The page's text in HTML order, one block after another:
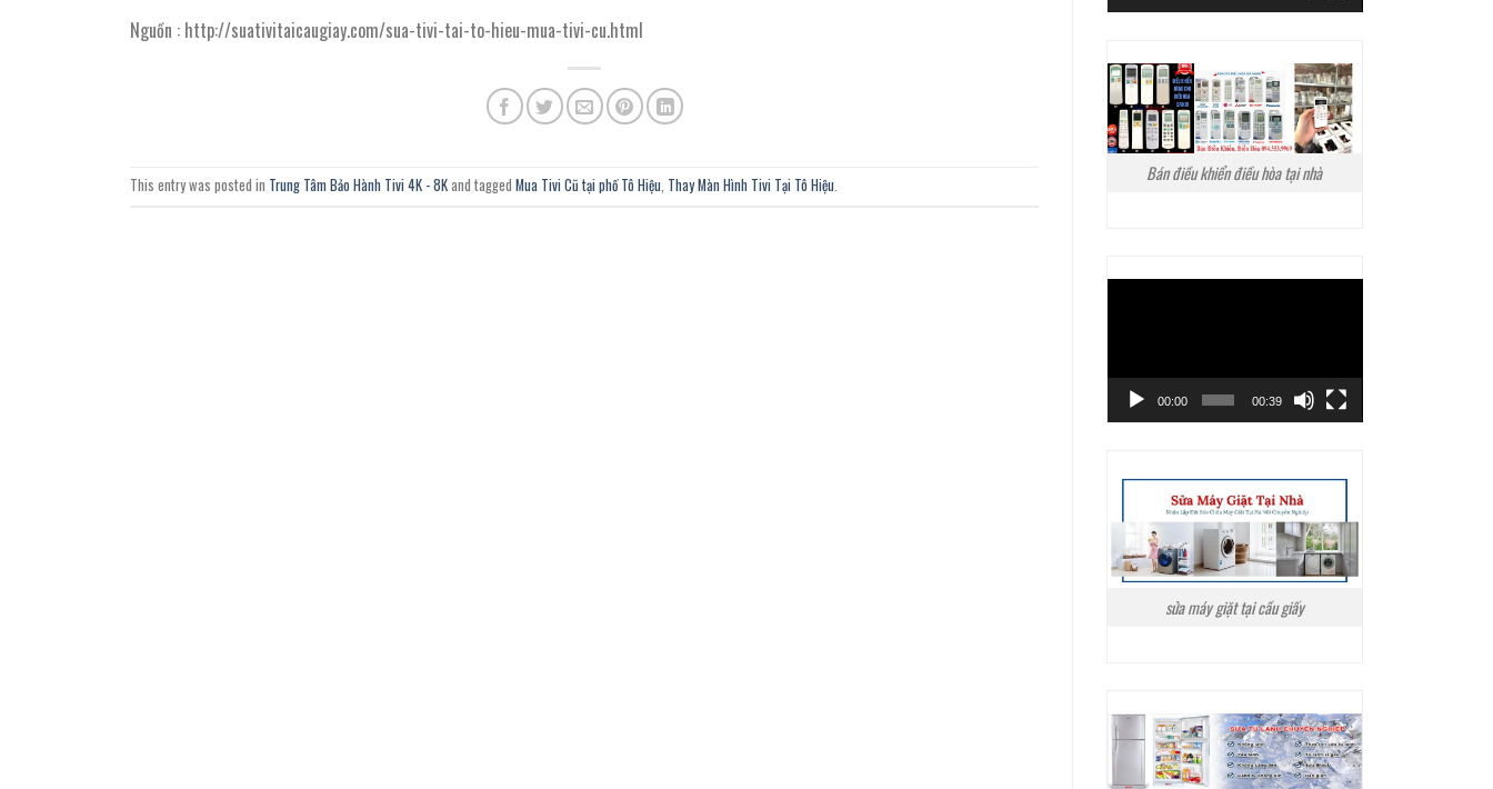
Nguồn : http://suativitaicaugiay.com/sua-tivi-tai-to-hieu-mua-tivi-cu.html
This entry was posted in Trung Tâm Bảo Hành Tivi 4K - 8Kand tagged Mua Tivi Cũ tại phố Tô Hiệu, Thay Màn Hình Tivi Tại Tô Hiệu.
Bán điều khiển điều hòa tại nhà
00:00 00:39
sửa máy giặt tại cầu giấy